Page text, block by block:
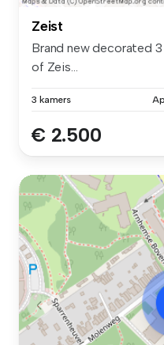
Zeist
Brand new decorated
of Zeis...
3 kamers
€ 2.500